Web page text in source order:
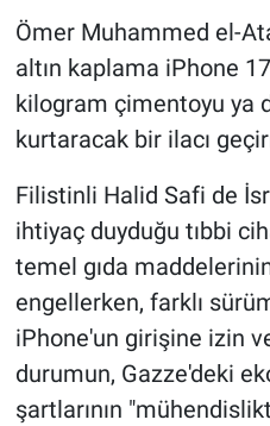
Ömer Muhammed el-
altın kaplama iPhone
kilogram çimentoyu ya
kurtaracak bir ilacı
Filistinli Halid Safi de
ihtiyaç duyduğu tıbbi
temel gıda
engellerken, farklı
iPhone'un girişine izin
durumun, Gazze'deki
şartlarının